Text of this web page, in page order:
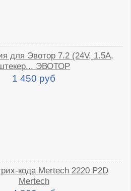
для Эвотор 7.2 (24V, 1.5A,
ЭВОТОР
1 450 руб
кода Mertech 2220 P2D
Mertech